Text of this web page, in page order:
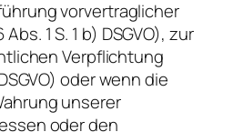
vorvertraglicher
1 S. 1 b) DSGVO), zur
Verpflichtung
oder wenn die
unserer
oder den